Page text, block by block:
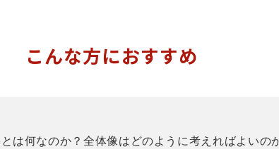
こんな方におすすめ
は何なのか？全体像はどのように考えればよいの